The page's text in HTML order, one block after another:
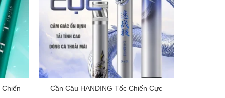
Chiến Cần Câu HANDING Tốc Chiến Cực